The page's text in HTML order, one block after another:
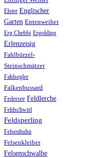
Elster Englischer
Garten Entenweiher
Erg Chebbi Ergolding
Erlenzeisig
Fahlbürzel-
Steinschmätzer
Fahlsegler
Falkenbussard
Federsee Feldlerche
Feldschwirl
Feldsperling
Felsenhuhn
Felsenkleiber
Felsenschwalbe